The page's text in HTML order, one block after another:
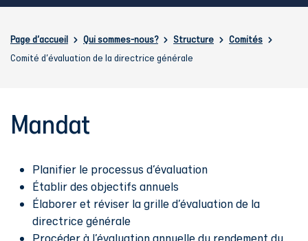
Fil d'Ariane
Page d'accueil Qui sommes-nous? Structure
Comités
Comité d'évaluation de la directrice générale
Mandat
Planifier le processus d’évaluation
Établir des objectifs annuels
Élaborer et réviser la grille d’évaluation de la
directrice générale
Procéder à l’évaluation annuelle du rendement du